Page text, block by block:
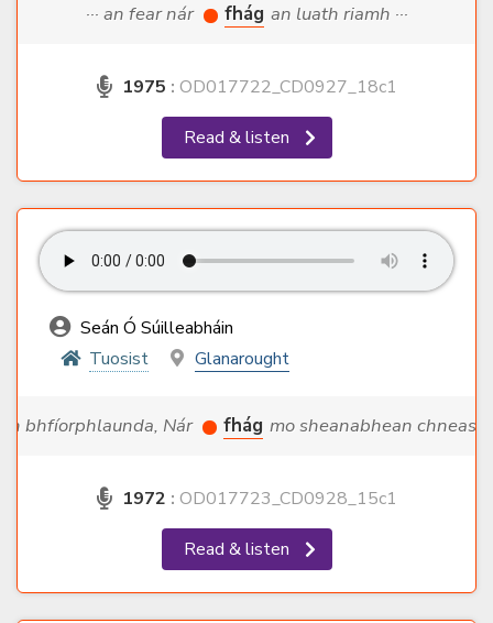
··· an fear nár fhág an luath riamh ···
1975 : OD017722_CD0927_18c1
Read & listen
Seán Ó Súilleabháin
Tuosist
Glanarought
an bhfíorphlaunda, Nár fhág mo sheanabhean chneasta
1972 : OD017723_CD0928_15c1
Read & listen